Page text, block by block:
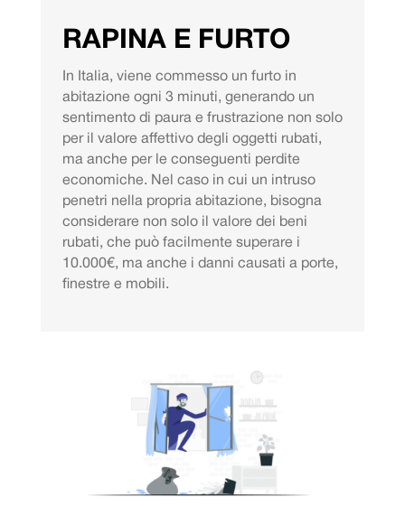
RAPINA E FURTO
In Italia, viene commesso un furto in
abitazione ogni 3 minuti, generando un
sentimento di paura e frustrazione non solo
per il valore affettivo degli oggetti rubati,
ma anche per le conseguenti perdite
economiche. Nel caso in cui un intruso
penetri nella propria abitazione, bisogna
considerare non solo il valore dei beni
rubati, che può facilmente superare i
10.000€, ma anche i danni causati a porte,
finestre e mobili.